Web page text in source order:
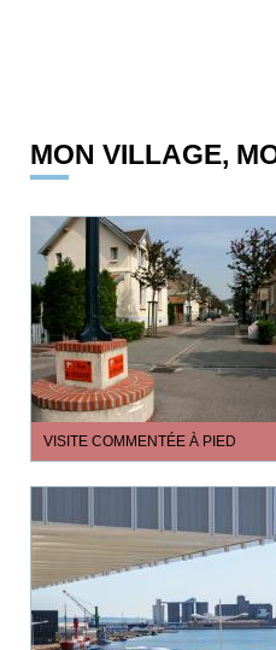
MON VILLAGE,
VISITE COMMENTÉE À PIED